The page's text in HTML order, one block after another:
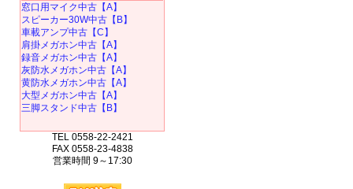
窓口用マイク中古【A】
スピーカー30W中古【B】
車載アンプ中古【C】
肩掛メガホン中古【A】
録音メガホン中古【A】
灰防水メガホン中古【A】
黄防水メガホン中古【A】
大型メガホン中古【A】
三脚スタンド中古【B】
TEL 0558-22-2421
FAX 0558-23-4838
営業時間 9～17:30